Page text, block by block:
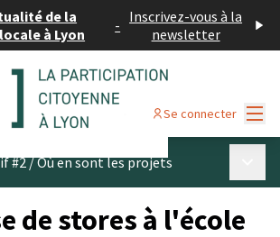
de la
à Lyon
- Inscrivez-vous à la
newsletter
Se connecter
#2/Où en sont les projets
de stores à l'école